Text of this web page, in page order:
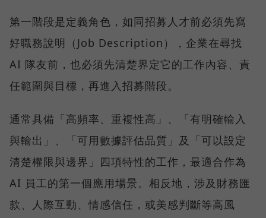
第一階段是定義角色，如同招募人才前必須先寫
好職務說明（Job Description），企業在尋找
AI 隊友前，也必須先清楚界定它的工作內容、責
任範圍與目標，再進入招募階段。
通常具備「高頻率、重複性高」、「有明確輸入
與輸出」、「可用數據評估品質」及「可以設定
清楚權限與邊界」四項特性的工作，最適合作為
AI 員工的第一個應用場景。相反地，涉及財務匯
款、人際互動、情感信任，或美感判斷等高風